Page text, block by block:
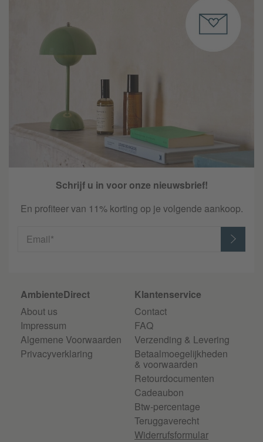
Schrijf u in voor onze nieuwsbrief!
En profiteer van 11% korting op je volgende aankoop.
Email*
AmbienteDirect
About us
Impressum
Algemene Voorwaarden
Privacyverklaring
Klantenservice
Contact
FAQ
Verzending & Levering
Betaalmoegelijkheden
& voorwaarden
Retourdocumenten
Cadeaubon
Btw-percentage
Teruggaverecht
Widerrufsformular